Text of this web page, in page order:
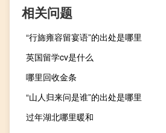
相关问题
“行旆雍容留宴语”的出处是哪里
英国留学cv是什么
哪里回收金条
“山人归来问是谁”的出处是哪里
过年湖北哪里暖和